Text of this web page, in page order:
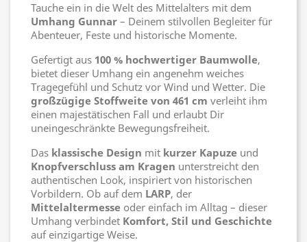
Tauche ein in die Welt des Mittelalters mit dem
Umhang Gunnar – Deinem stilvollen Begleiter für
Abenteuer, Feste und historische Momente.
Gefertigt aus 100 % hochwertiger Baumwolle,
bietet dieser Umhang ein angenehm weiches
Tragegefühl und Schutz vor Wind und Wetter. Die
großzügige Stoffweite von 461 cm verleiht ihm
einen majestätischen Fall und erlaubt Dir
uneingeschränkte Bewegungsfreiheit.
Das klassische Design mit kurzer Kapuze und
Knopfverschluss am Kragen unterstreicht den
authentischen Look, inspiriert von historischen
Vorbildern. Ob auf dem LARP, der
Mittelaltermesse oder einfach im Alltag – dieser
Umhang verbindet Komfort, Stil und Geschichte
auf einzigartige Weise.